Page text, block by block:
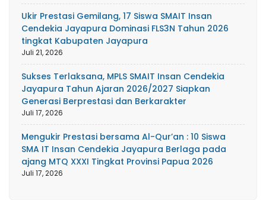
Ukir Prestasi Gemilang, 17 Siswa SMAIT Insan
Cendekia Jayapura Dominasi FLS3N Tahun 2026
tingkat Kabupaten Jayapura
Juli 21, 2026
Sukses Terlaksana, MPLS SMAIT Insan Cendekia
Jayapura Tahun Ajaran 2026/2027 Siapkan
Generasi Berprestasi dan Berkarakter
Juli 17, 2026
Mengukir Prestasi bersama Al-Qur’an : 10 Siswa
SMA IT Insan Cendekia Jayapura Berlaga pada
ajang MTQ XXXI Tingkat Provinsi Papua 2026
Juli 17, 2026